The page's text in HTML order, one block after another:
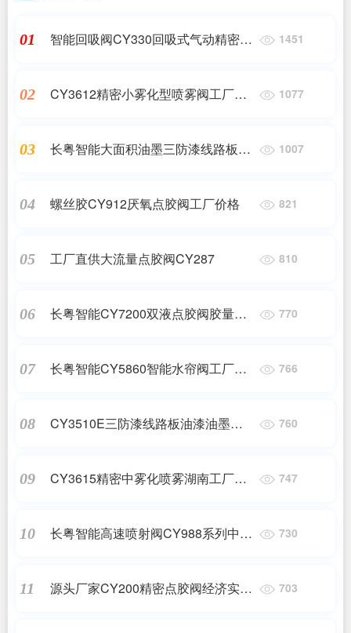
01
智能回吸阀CY330回吸式气动精密点
1451
02
CY3612精密小雾化型喷雾阀工厂直
1077
03
长粤智能大面积油墨三防漆线路板高
1007
04 螺丝胶CY912厌氧点胶阀工厂价格 821
05 工厂直供大流量点胶阀CY287 810
06
长粤智能CY7200双液点胶阀胶量混
770
07
长粤智能CY5860智能水帘阀工厂价
766
08
CY3510E三防漆线路板油漆油墨喷涂
760
09
CY3615精密中雾化喷雾湖南工厂价
747
10
长粤智能高速喷射阀CY988系列中高
730
11
源头厂家CY200精密点胶阀经济实用
703